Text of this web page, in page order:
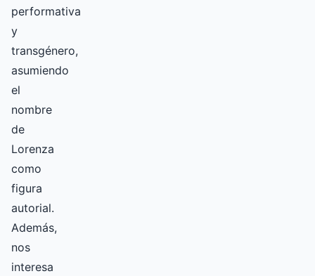
performativa
y
transgénero,
asumiendo
el
nombre
de
Lorenza
como
figura
autorial.
Además,
nos
interesa